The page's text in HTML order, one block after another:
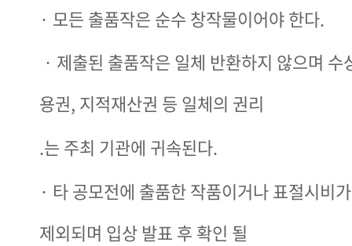
· ​모든 출품작은 순수 창작물이어야 한다.
· ​제출된 출품작은 일체 반환하지 않으며
용권, 지적재산권 등 일체의 권리
.는 주최 기관에 귀속된다.
· ​타 공모전에 출품한 작품이거나 표절시비
제외되며 입상 발표 후 확인 될